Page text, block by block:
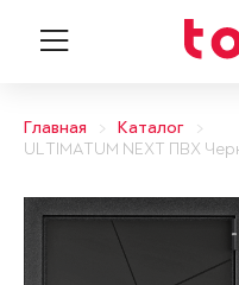
Главная
Каталог
ULTIMATUM NEXT ПВХ